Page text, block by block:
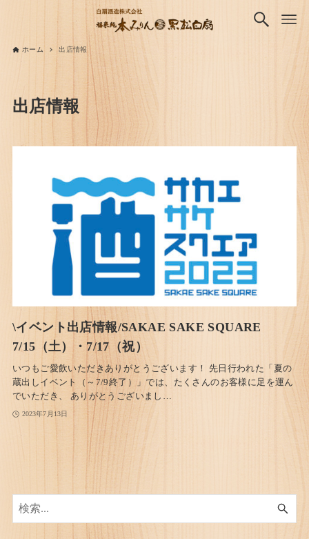
ホーム 出店情報
出店情報
\イベント出店情報/SAKAE SAKE SQUARE
7/15（土）・7/17（祝）
いつもご愛飲いただきありがとうございます！ 先日行われた「夏の
蔵出しイベント（～7/9終了）」では、たくさんのお客様に足を運ん
でいただき、 ありがとうございまし…
2023年7月13日